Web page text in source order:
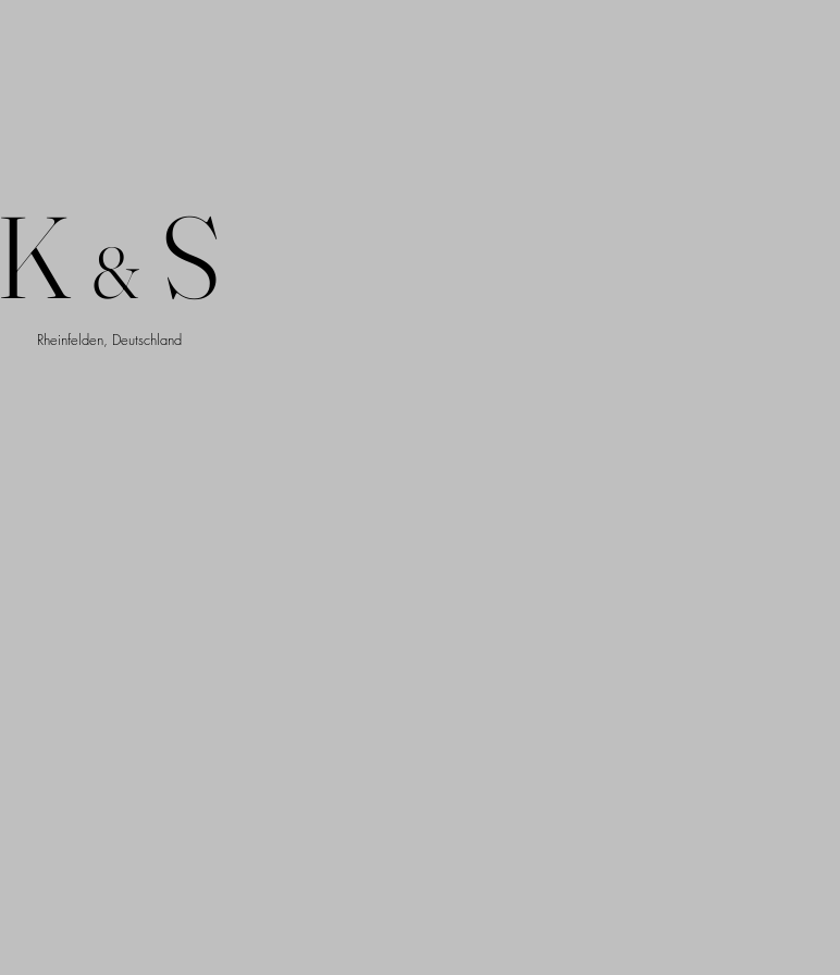
K & S
Rheinfelden, Deutschland